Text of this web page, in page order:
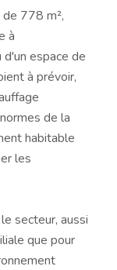
778 m²,
à
espace de
à prévoir,
de la
habitable
les
secteur, aussi
que pour